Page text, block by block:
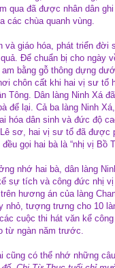
qua đã được nhân dân
các chùa quanh vùng.
và giáo hóa, phát triển đời
Để chuẩn bị cho ngày
bằng gỗ thông dựng
chôn cất khi hai vị sư tổ
Tông. Dân làng Ninh Xá
để lại. Cả ba làng Ninh
hóa dân sinh và đức độ
sơ, hai vị sư tổ đã được
gọi hai bà là “nhị vị Bồ
nhớ hai bà, dân làng
sự tích và công đức nhị
hương án của làng
nhỏ, tượng trưng cho 10
cuộc thi hát văn kể
từ ngàn năm trước.
cũng có thể nhớ những